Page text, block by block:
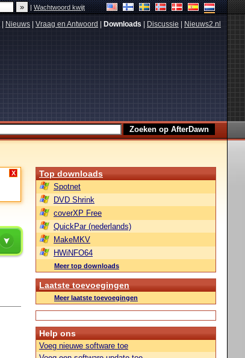
|Wachtwoord kwijt
Nieuws Vraag en Antwoord Downloads Discussie Nieuws2.nl
X Top downloads
Spotnet
DVD Shrink
coverXP Free
QuickPar (nederlands)
MakeMKV
HWiNFO64
Meer top downloads
Laatste toevoegingen
Meer laatste toevoegingen
Help ons
Voeg nieuwe software toe